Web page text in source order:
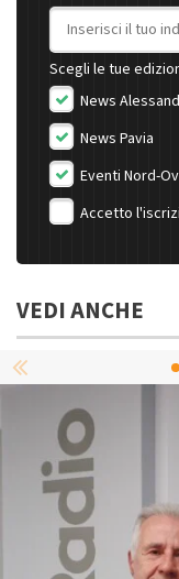
Indirizzo email
Scegli le tue
News
News Pavia
Eventi Nord-
Accetto
VEDI ANCHE